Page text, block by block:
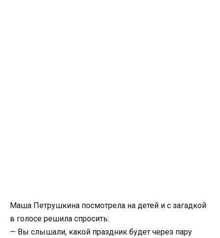
Маша Петрушкина посмотрела на детей и с загадкой
в голосе решила спросить:
— Вы слышали, какой праздник будет через пару